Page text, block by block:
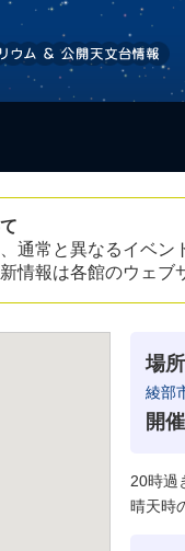
通常と異なるイベ
情報は各館のウェ
場所
綾部
開
20時過
晴天時